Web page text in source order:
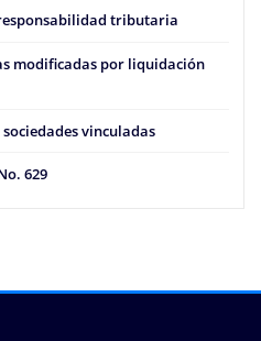
tributaria
modificadas por liquidación
sociedades vinculadas
629